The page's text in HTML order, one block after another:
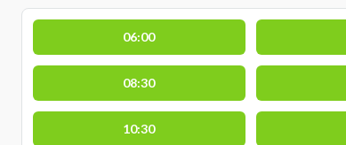
06:00
08:30
10:30